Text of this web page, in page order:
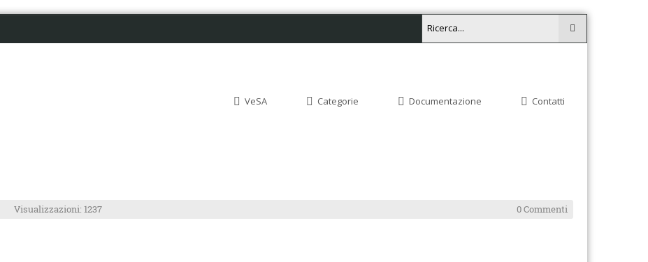
VeSA Categorie Documentazione Contatti
Visualizzazioni: 1237 0 Commenti